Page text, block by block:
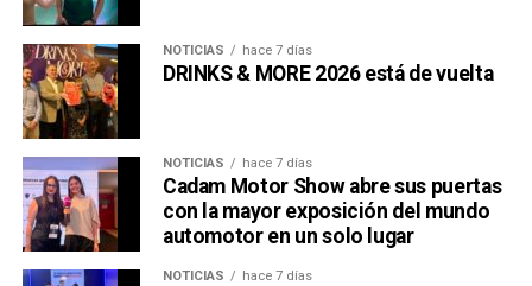
NOTICIAS hace 7 días
DRINKS & MORE 2026 está de vuelta
NOTICIAS hace 7 días
Cadam Motor Show abre sus puertas
con la mayor exposición del mundo
automotor en un solo lugar
NOTICIAS hace 7 días